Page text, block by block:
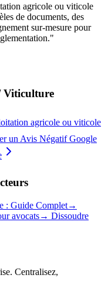
agricole ou viticole
de documents, des
sur-mesure pour
"
Viticulture
agricole ou viticole
un Avis Négatif Google
: Guide Complet→
avocats→ Dissoudre
Centralisez,